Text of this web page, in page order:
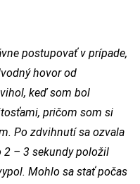
postupovať v prípade,
hovor od
keď som bol
pričom som si
Po zdvihnutí sa ozvala
2 – 3 sekundy položil
Mohlo sa stať počas